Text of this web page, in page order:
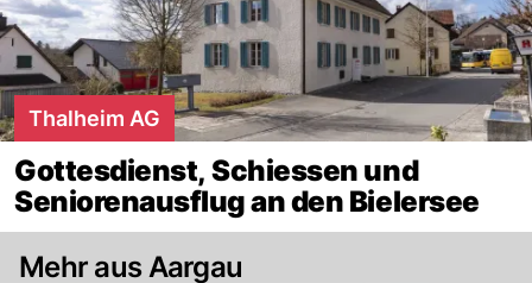
Thalheim AG
Gottesdienst, Schiessen und
Seniorenausflug an den Bielersee
Mehr aus Aargau